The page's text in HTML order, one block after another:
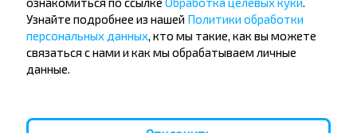
Минск - Несвиж
Минск - Могилёв
Минск - Пинск
Минск - Брест
Минск - Гомель
Гомель - Минск
Брест - Тересполь
Брест - Беловежская Пуща
Брест - Минск
Вильнюс - Минск
Москва - Барановичи
Узнайте подробнее из нашей Политики обработки
персональных данных, кто мы такие, как вы можете
связаться с нами и как мы обрабатываем личные
данные.